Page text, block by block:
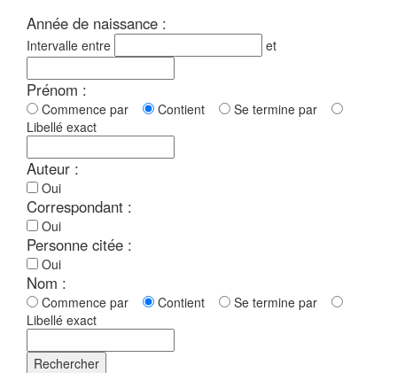
Année de naissance :
Intervalle entre et
Prénom :
Commence par Contient
Se termine par
Libellé exact
Auteur :
Oui
Correspondant :
Oui
Personne citée :
Oui
Nom :
Commence par Contient
Se termine par
Libellé exact
Rechercher